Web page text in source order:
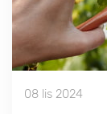
08 lis 2024